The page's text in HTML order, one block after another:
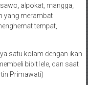
alpokat, mangga,
yang merambat
tempat,
satu kolam dengan ikan
bibit lele, dan saat
Primawati)